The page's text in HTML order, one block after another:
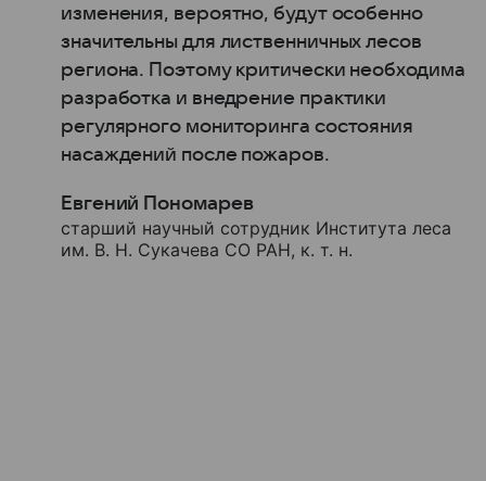
изменения, вероятно, будут особенно
значительны для лиственничных лесов
региона. Поэтому критически необходима
разработка и внедрение практики
регулярного мониторинга состояния
насаждений после пожаров.
Евгений Пономарев
старший научный сотрудник Института леса
им. В. Н. Сукачева СО РАН, к. т. н.